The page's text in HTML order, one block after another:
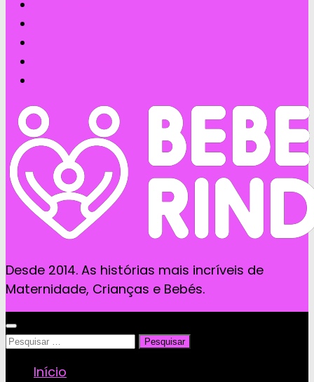
Desde 2014. As histórias mais incríveis de
Maternidade, Crianças e Bebés.
Pesquisar
Início